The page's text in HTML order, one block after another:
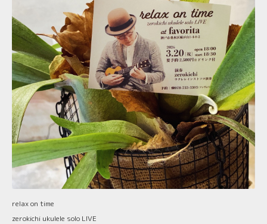
relax on time
zerokichi ukulele solo LIVE